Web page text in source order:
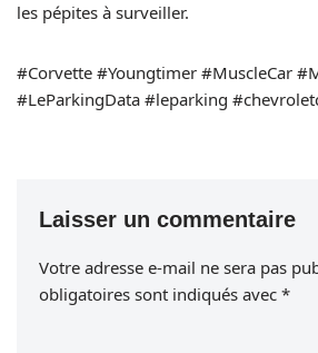
les pépites à surveiller.
#Corvette #Youngtimer #MuscleCar
#LeParkingData #leparking
Laisser un commentaire
Votre adresse e-mail ne sera pas
obligatoires sont indiqués avec *